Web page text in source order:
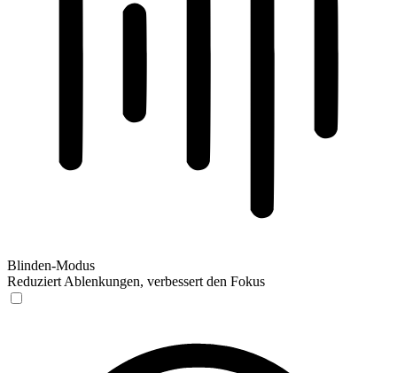
Blinden-Modus
Reduziert Ablenkungen, verbessert den Fokus